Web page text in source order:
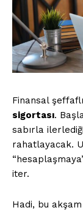
Finansal
sigortası.
sabırla
rahatlayacak.
iter.
Hadi, bu